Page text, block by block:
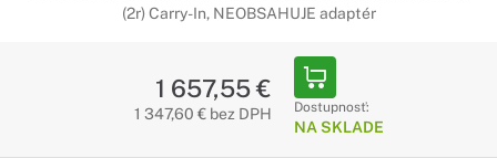
(2r) Carry-In, NEOBSAHUJE adaptér
1 657,55 €
1 347,60 € bez DPH Dostupnosť:
NA SKLADE